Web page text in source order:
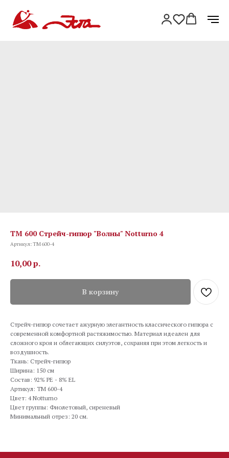
TM 600 Стрейч-гипюр "Волны" Notturno 4
Артикул:TM 600-4
10,00р.
В корзину
Стрейч-гипюр сочетает ажурную элегантность классического гипюра с
современной комфортной растяжимостью. Материал идеален для
сложного кроя и облегающих силуэтов, сохраняя при этом легкость и
воздушность.
Ткань: Стрейч-гипюр
Ширина: 150 см
Состав: 92% PE - 8% EL
Артикул: TM 600-4
Цвет: 4 Notturno
Цвет группы: Фиолетовый, сиреневый
Минимальный отрез: 20 см.